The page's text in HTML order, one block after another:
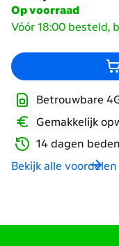
Op voorraad
Vóór 18:00 besteld,
Betrouwbare
Gemakkelijk
14 dagen
Bekijk alle voordelen